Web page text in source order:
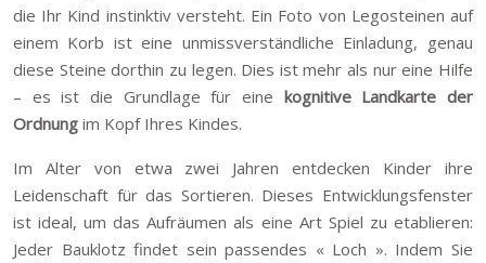
die Ihr Kind instinktiv versteht. Ein Foto von Legosteinen auf
einem Korb ist eine unmissverständliche Einladung, genau
diese Steine dorthin zu legen. Dies ist mehr als nur eine Hilfe
– es ist die Grundlage für eine kognitive Landkarte der
Ordnung im Kopf Ihres Kindes.
Im Alter von etwa zwei Jahren entdecken Kinder ihre
Leidenschaft für das Sortieren. Dieses Entwicklungsfenster
ist ideal, um das Aufräumen als eine Art Spiel zu etablieren:
Jeder Bauklotz findet sein passendes « Loch ». Indem Sie